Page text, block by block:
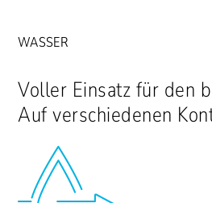
WASSER
Voller Einsatz für den
Auf verschiedenen